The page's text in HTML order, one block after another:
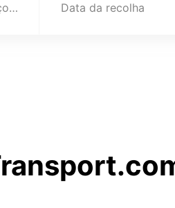
Destino (cidade ou endereço) Data da recolha